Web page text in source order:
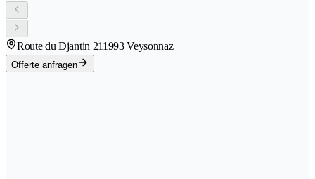
Route du Djantin 211993 Veysonnaz
Offerte anfragen